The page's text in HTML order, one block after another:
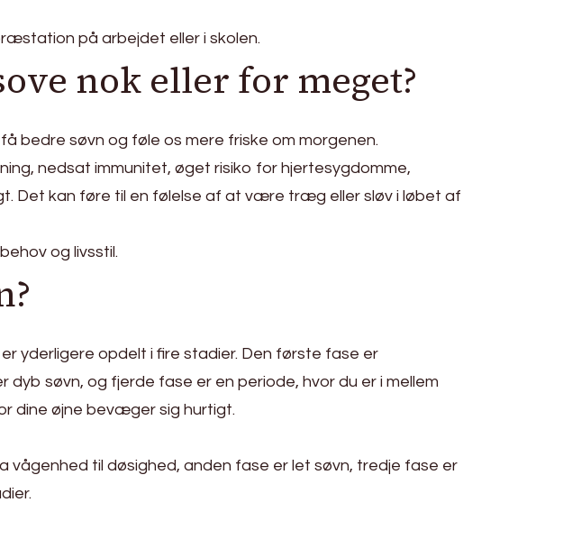
på arbejdet eller i skolen.
nok eller for meget?
bedre søvn og føle os mere friske om morgenen.
nedsat immunitet, øget risiko for hjertesygdomme,
Det kan føre til en følelse af at være træg eller sløv i løbet af
og livsstil.
yderligere opdelt i fire stadier. Den første fase er
søvn, og fjerde fase er en periode, hvor du er i mellem
dine øjne bevæger sig hurtigt.
vågenhed til døsighed, anden fase er let søvn, tredje fase er